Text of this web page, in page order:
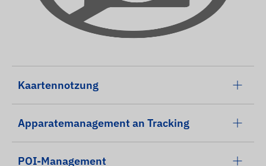
Kaartennotzung
Apparatemanagement an Tracking
POI-Management